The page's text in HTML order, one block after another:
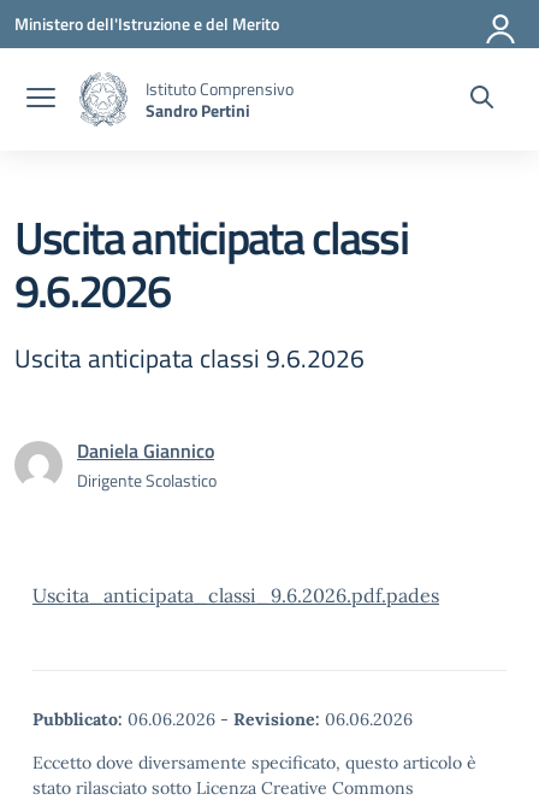
Vai ai contenuti
Vai al menu di navigazione
Vai al footer
Ministero dell'Istruzione e del Merito
Istituto Comprensivo
Sandro Pertini
Uscita anticipata classi
9.6.2026
Uscita anticipata classi 9.6.2026
Daniela Giannico
Dirigente Scolastico
Uscita_anticipata_classi_9.6.2026.pdf.pades
Pubblicato: 06.06.2026 - Revisione: 06.06.2026
Eccetto dove diversamente specificato, questo articolo è
stato rilasciato sotto Licenza Creative Commons